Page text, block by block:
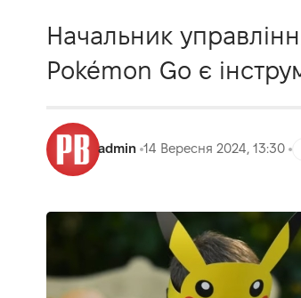
Начальник
Pokémon Go є
admin 14 Вересня 2024, 13:30